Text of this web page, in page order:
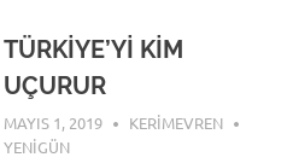
TÜRKİYE’Yİ KİM
UÇURUR
MAYIS 1, 2019
KERIMEVREN
YENIGÜN